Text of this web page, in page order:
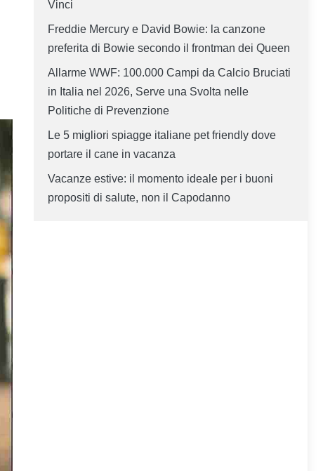
Vinci
Freddie Mercury e David Bowie: la canzone
preferita di Bowie secondo il frontman dei Queen
Allarme WWF: 100.000 Campi da Calcio Bruciati
in Italia nel 2026, Serve una Svolta nelle
Politiche di Prevenzione
Le 5 migliori spiagge italiane pet friendly dove
portare il cane in vacanza
Vacanze estive: il momento ideale per i buoni
propositi di salute, non il Capodanno